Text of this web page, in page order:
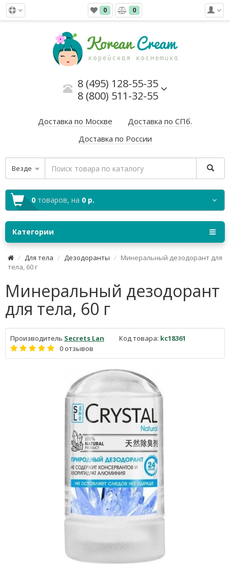
0 0
8 (495) 128-55-35
8 (800) 511-32-55
Доставка по Москве
Доставка по СПб.
Доставка по России
Везде
0 товаров, на 0 р.
Категории
Для тела Дезодоранты
Минеральный дезодорант для
тела, 60 г
Минеральный дезодорант
для тела, 60 г
Производитель Secrets Lan Код товара: kc18361
0 отзывов